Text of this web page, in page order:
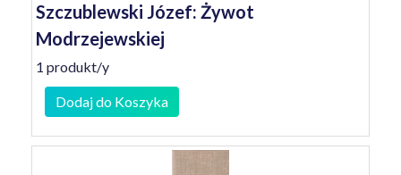
Szczublewski Józef: Żywot
Modrzejewskiej
1 produkt/y
Dodaj do Koszyka